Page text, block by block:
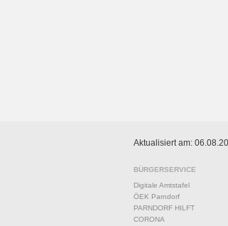
Aktualisiert am:
BÜRGERSERVICE
Digitale Amtstafel
ÖEK Parndorf
PARNDORF HILFT
CORONA